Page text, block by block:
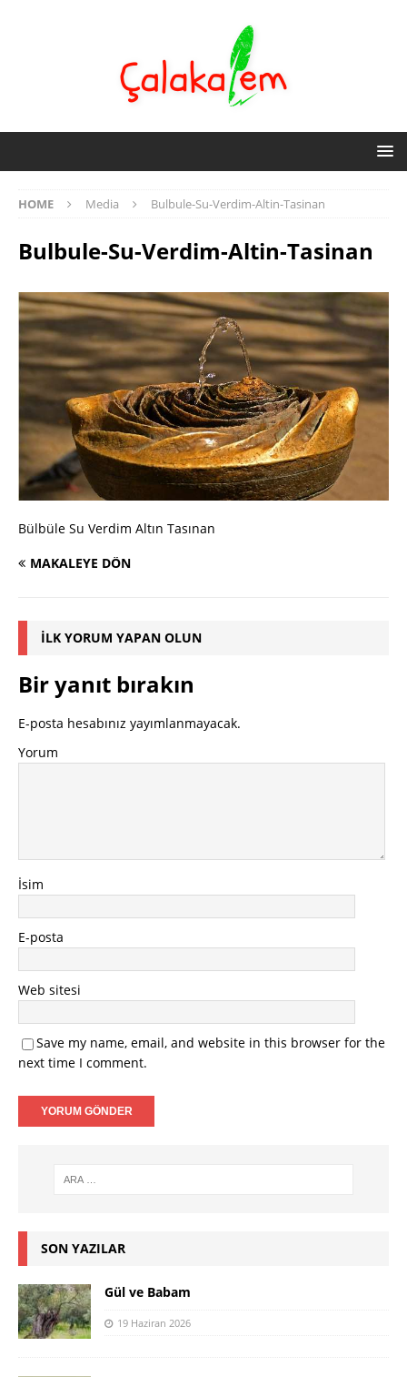
HOME Media Bulbule-Su-Verdim-Altin-Tasinan
Bulbule-Su-Verdim-Altin-Tasinan
Bülbüle Su Verdim Altın Tasınan
MAKALEYE DÖN
İLK YORUM YAPAN OLUN
Bir yanıt bırakın
E-posta hesabınız yayımlanmayacak.
Yorum
İsim
E-posta
Web sitesi
Save my name, email, and website in this browser for the
next time I comment.
SON YAZILAR
Gül ve Babam
19 Haziran 2026